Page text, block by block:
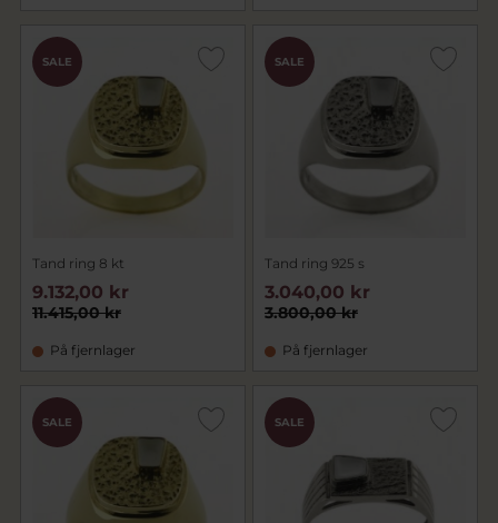
SALE
Tand ring 8 kt
11.415,00 kr
9.132,00 kr
På fjernlager
SALE
Tand ring 925 s
3.800,00 kr
3.040,00 kr
På fjernlager
SALE SALE